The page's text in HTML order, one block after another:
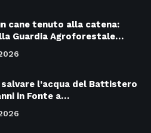
cane tenuto alla catena:
Guardia Agroforestale…
l’acqua del Battistero
in Fonte a…